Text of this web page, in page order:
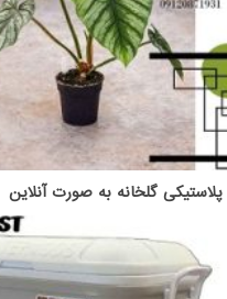
گلخانه به صورت آنلاین